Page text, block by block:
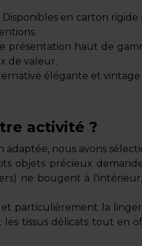
Disponibles en carton
présentation haut de
de valeur.
élégante et
activité ?
nous avons
objets précieux
ne bougent à
particulièrement la
tissus délicats tout en